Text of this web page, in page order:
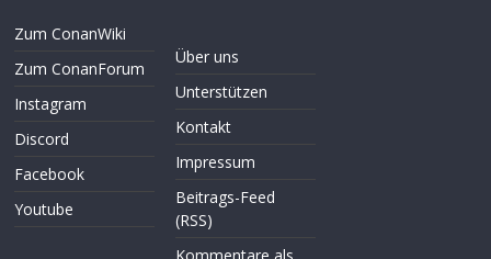
Zum ConanWiki
Zum ConanForum
Instagram
Discord
Facebook
Youtube
Über uns
Unterstützen
Kontakt
Impressum
Beitrags-Feed
(RSS)